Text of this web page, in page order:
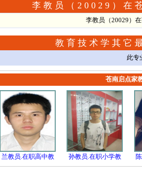
李教员（20029）在
李教员（20029）
教育技术学其它
此专
苍南启点家
兰教员.在职高中教 孙教员.在职小学教